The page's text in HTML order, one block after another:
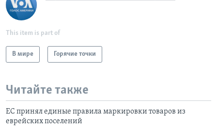
This item is part of
В мире Горячие точки
Читайте также
ЕС принял единые правила маркировки товаров из
еврейских поселений